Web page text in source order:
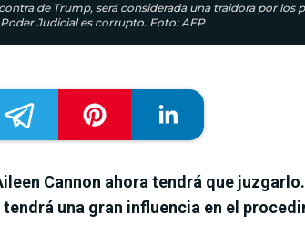
de Trump, será considerada una traidora por los
Judicial es corrupto. Foto: AFP
Cannon ahora tendrá que
una gran influencia en el